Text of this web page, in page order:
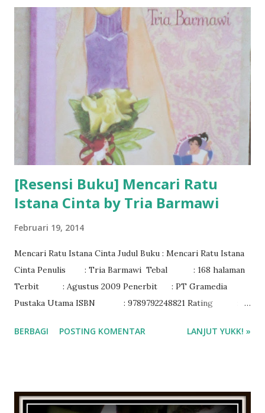
[Resensi Buku] Mencari Ratu
Istana Cinta by Tria Barmawi
Februari 19, 2014
Mencari Ratu Istana Cinta Judul Buku : Mencari Ratu Istana
Cinta Penulis : Tria Barmawi Tebal : 168 halaman
Terbit : Agustus 2009 Penerbit : PT Gramedia
Pustaka Utama ISBN : 9789792248821 Rating :
BERBAGI POSTING KOMENTAR LANJUT YUKK! »